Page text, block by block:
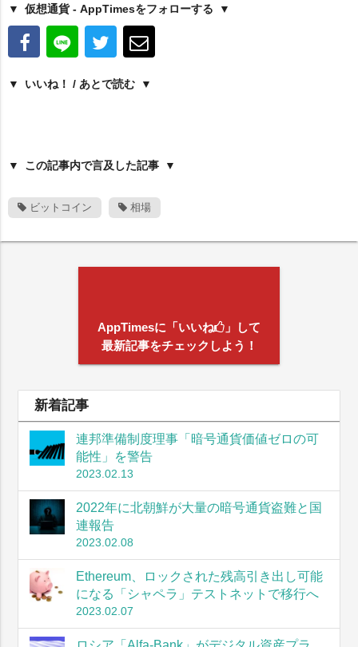
仮想通貨 - AppTimesをフォローする
いいね！ / あとで読む
この記事内で言及した記事
ビットコイン 相場
AppTimesに「いいね
」して
最新記事をチェックしよう！
新着記事
連邦準備制度理事「暗号通貨価値ゼロの可
能性」を警告
2023.02.13
2022年に北朝鮮が大量の暗号通貨盗難と国
連報告
2023.02.08
Ethereum、ロックされた残高引き出し可能
になる「シャペラ」テストネットで移行へ
2023.02.07